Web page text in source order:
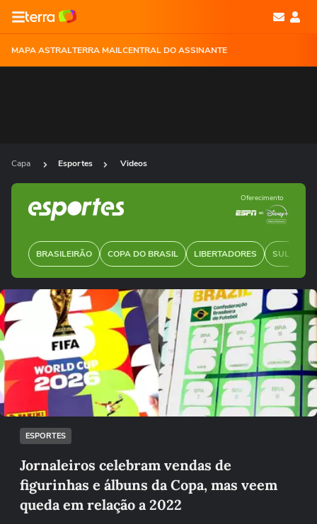
MAPA ASTRALTERRA MAILCENTRAL DO ASSINANTE
Capa Esportes Videos
BRASILEIRÃO COPA DO BRASIL LIBERTADORES SUL-
Oferecimento
Ops!
Não foi possível reproduzir o vídeo
Tentar novamente
ESPORTES
Jornaleiros celebram vendas de
figurinhas e álbuns da Copa, mas veem
queda em relação a 2022